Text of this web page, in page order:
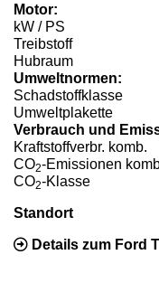
Motor:
kW / PS
Treibstoff
Hubraum
Umweltnormen:
Schadstoffklasse
Umweltplakette
Verbrauch und
Kraftstoffverbr. komb.
CO2-Emissionen
CO2-Klasse
Standort
Details zum Ford